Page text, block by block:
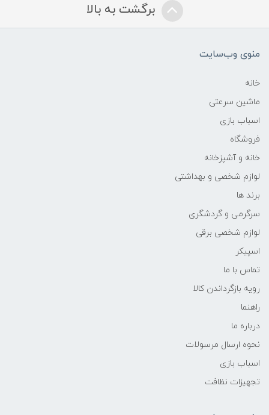
برگشت به بالا
منوی وب‌سایت
خانه
ماشین سرعتی
اسباب بازی
فروشگاه
خانه و آشپزخانه
لوازم شخصی و بهداشتی
برند ها
سرگرمی و گردشگری
لوازم شخصی برقی
اسپیکر
تماس با ما
رویه بازگرداندن کالا
راهنما
درباره ما
نحوه ارسال مرسولات
اسباب بازی
تجهیزات نظافت